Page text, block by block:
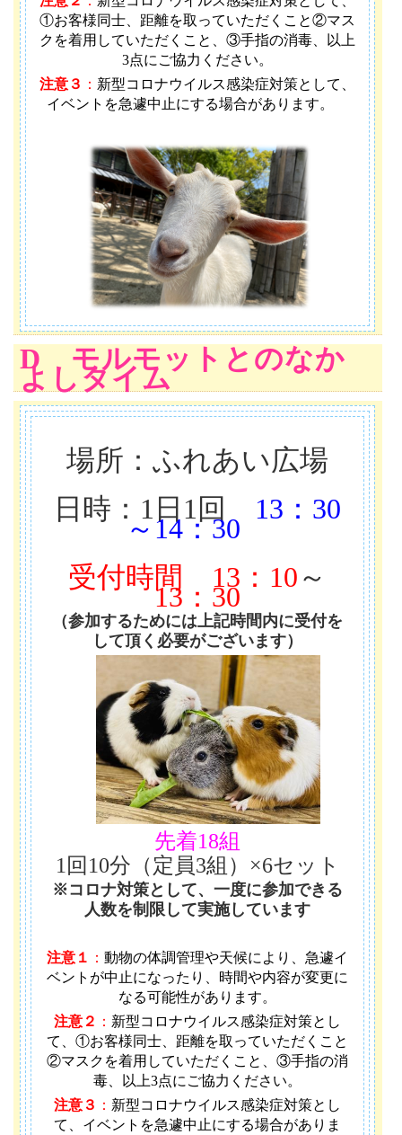
①お客様同士、距離を取っていただくこと②マス
クを着用していただくこと、③手指の消毒、以上
3点にご協力ください。
注意３ ： 新型コロナウイルス感染症対策として、
イベントを急遽中止にする場合があります。
D モルモットとのなか
よしタイム
場所：ふれあい広場
日時：1日1回
13：30
～14：30
受付時間
13：10～
13：30
（参加するためには上記時間内に受付を
して頂く必要がございます）
先着18組
1回10分（定員3組）×6セット
※コロナ対策として、一度に参加できる
人数を制限して実施しています
注意１ ：動物の体調管理や天候により、急遽イ
ベントが中止になったり、時間や内容が変更に
なる可能性があります。
注意２ ： 新型コロナウイルス感染症対策とし
て、①お客様同士、距離を取っていただくこと
②マスクを着用していただくこと、③手指の消
毒、以上3点にご協力ください。
注意３ ： 新型コロナウイルス感染症対策とし
て、イベントを急遽中止にする場合がありま